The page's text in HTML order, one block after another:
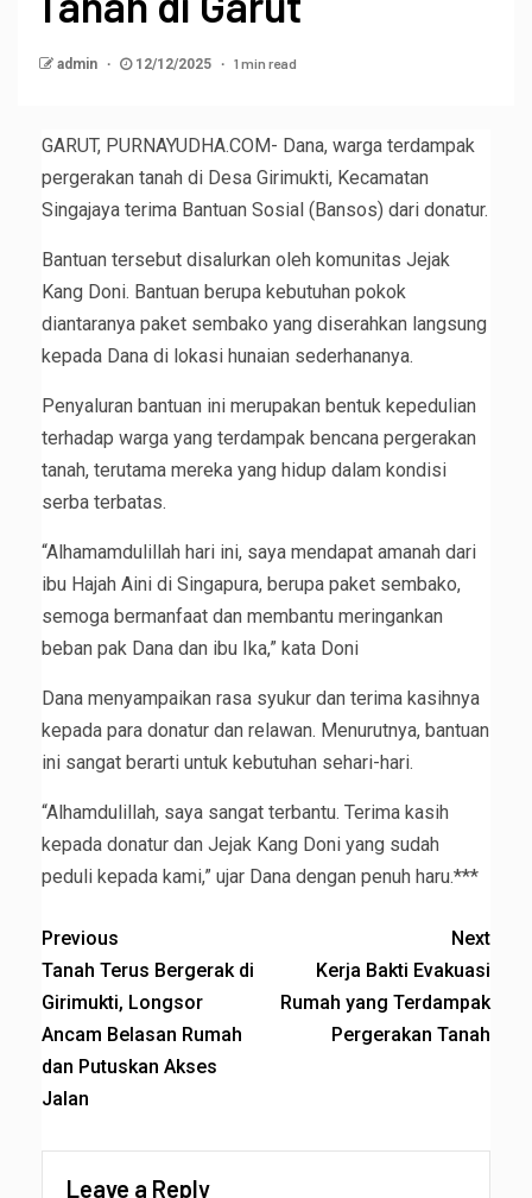
admin 12/12/2025 1 min read
GARUT, PURNAYUDHA.COM- Dana, warga terdampak
pergerakan tanah di Desa Girimukti, Kecamatan
Singajaya terima Bantuan Sosial (Bansos) dari donatur.
Bantuan tersebut disalurkan oleh komunitas Jejak
Kang Doni. Bantuan berupa kebutuhan pokok
diantaranya paket sembako yang diserahkan langsung
kepada Dana di lokasi hunaian sederhananya.
Penyaluran bantuan ini merupakan bentuk kepedulian
terhadap warga yang terdampak bencana pergerakan
tanah, terutama mereka yang hidup dalam kondisi
serba terbatas.
“Alhamamdulillah hari ini, saya mendapat amanah dari
ibu Hajah Aini di Singapura, berupa paket sembako,
semoga bermanfaat dan membantu meringankan
beban pak Dana dan ibu Ika,” kata Doni
Dana menyampaikan rasa syukur dan terima kasihnya
kepada para donatur dan relawan. Menurutnya, bantuan
ini sangat berarti untuk kebutuhan sehari-hari.
“Alhamdulillah, saya sangat terbantu. Terima kasih
kepada donatur dan Jejak Kang Doni yang sudah
peduli kepada kami,” ujar Dana dengan penuh haru.***
Previous
Tanah Terus Bergerak di
Girimukti, Longsor
Ancam Belasan Rumah
dan Putuskan Akses
Jalan
Next
Kerja Bakti Evakuasi
Rumah yang Terdampak
Pergerakan Tanah
Leave a Reply